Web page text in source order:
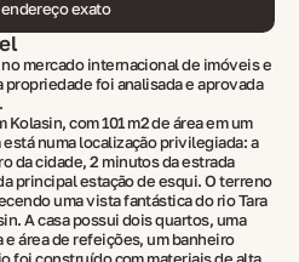
exato
mercado internacional de imóveis e
foi analisada e aprovada
com 101 m2 de área em um
numa localização privilegiada: a
da cidade, 2 minutos da estrada
principal estação de esqui. O terreno
uma vista fantástica do rio Tara
A casa possui dois quartos, uma
e área de refeições, um banheiro